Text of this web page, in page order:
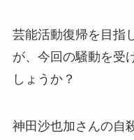
芸能活動復帰を目指
が、今回の騒動を受
しょうか？
神田沙也加さんの自